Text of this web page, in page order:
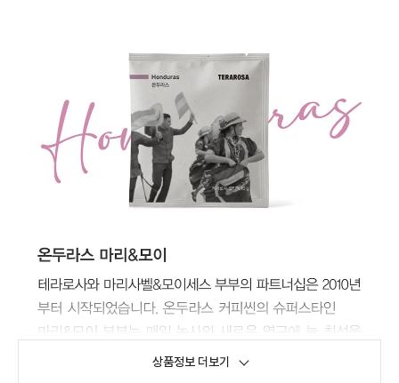
상품정보 더보기